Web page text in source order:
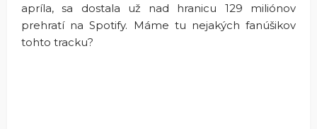
apríla, sa dostala už nad hranicu 129 miliónov
prehratí na Spotify. Máme tu nejakých fanúšikov
tohto tracku?